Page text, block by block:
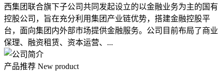
西集团联合旗下子公司共同发起设立的以金融业务为主的国有
控股公司，旨在充分利用集团产业链优势，搭建金融控股平
台，面向集团内外部市场提供金融服务。公司目前布局了商业
保理、融资租赁、资本运营、...
产品推荐 New product